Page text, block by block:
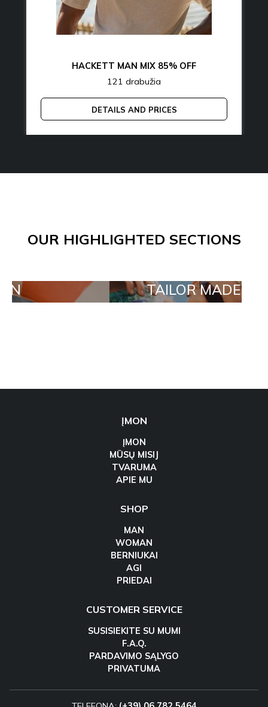
HACKETT MAN MIX 85% OFF
121 drabužia
DETAILS AND PRICES
OUR HIGHLIGHTED SECTIONS
TAILOR MADE ORDERS
ĮMON
ĮMON
MŪSŲ MISIJ
TVARUMA
APIE MU
SHOP
MAN
WOMAN
BERNIUKAI
AGI
PRIEDAI
CUSTOMER SERVICE
SUSISIEKITE SU MUMI
F.A.Q.
PARDAVIMO SĄLYGO
PRIVATUMA